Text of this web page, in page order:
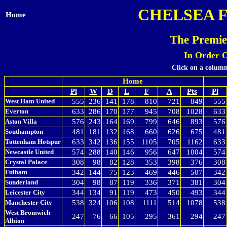
Home CHELSEA
The
In Order
Click on a
Home
Pl
W D L F A Pts Pl
West Ham United 555 236 141 178 810 721 849 555
Everton 633 286 170 177 945 708 1028 633
Aston Villa 576 243 164 169 799 646 893 576
Southampton 481 181 132 168 660 626 675 481
Tottenham Hotspur 633 342 136 155 1105 705 1162 633
Newcastle United 574 288 140 146 956 647 1004 574
Crystal Palace 308 98 82 128 353 398 376 308
Fulham 342 144 75 123 469 446 507 342
Sunderland 304 98 87 119 336 371 381 304
Leicester City 344 134 91 119 473 450 493 344
Manchester City 538 324 106 108 1111 514 1078 538
West Bromwich
Albion
247 76 66 105 295 361 294 247